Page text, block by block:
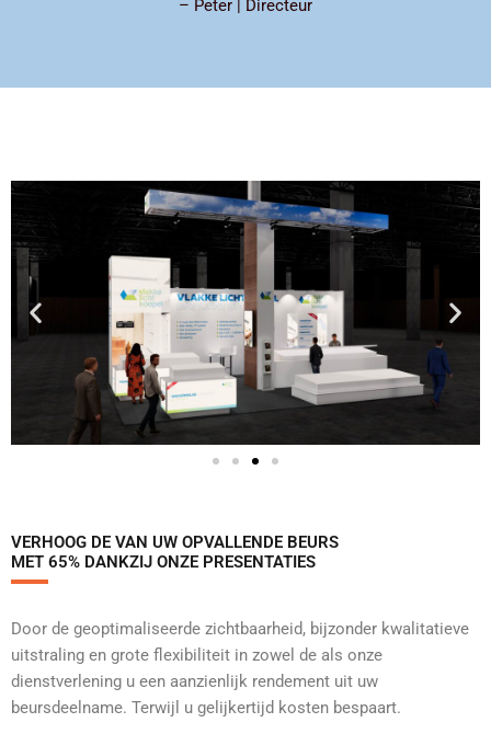
– Peter | Directeur
VERHOOG DE VAN UW OPVALLENDE BEURS
MET 65% DANKZIJ ONZE PRESENTATIES
Door de geoptimaliseerde zichtbaarheid, bijzonder kwalitatieve
uitstraling en grote flexibiliteit in zowel de als onze
dienstverlening u een aanzienlijk rendement uit uw
beursdeelname. Terwijl u gelijkertijd kosten bespaart.